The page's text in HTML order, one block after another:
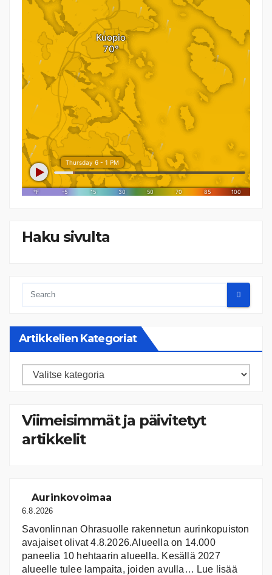
Haku sivulta
Artikkelien Kategoriat
Artikkelien
Viimeisimmät ja päivitetyt
artikkelit
Aurinkovoimaa
6.8.2026
Savonlinnan Ohrasuolle rakennetun aurinkopuiston
avajaiset olivat 4.8.2026.Alueella on 14.000
paneelia 10 hehtaarin alueella. Kesällä 2027
alueelle tulee lampaita, joiden avulla… Lue lisää: